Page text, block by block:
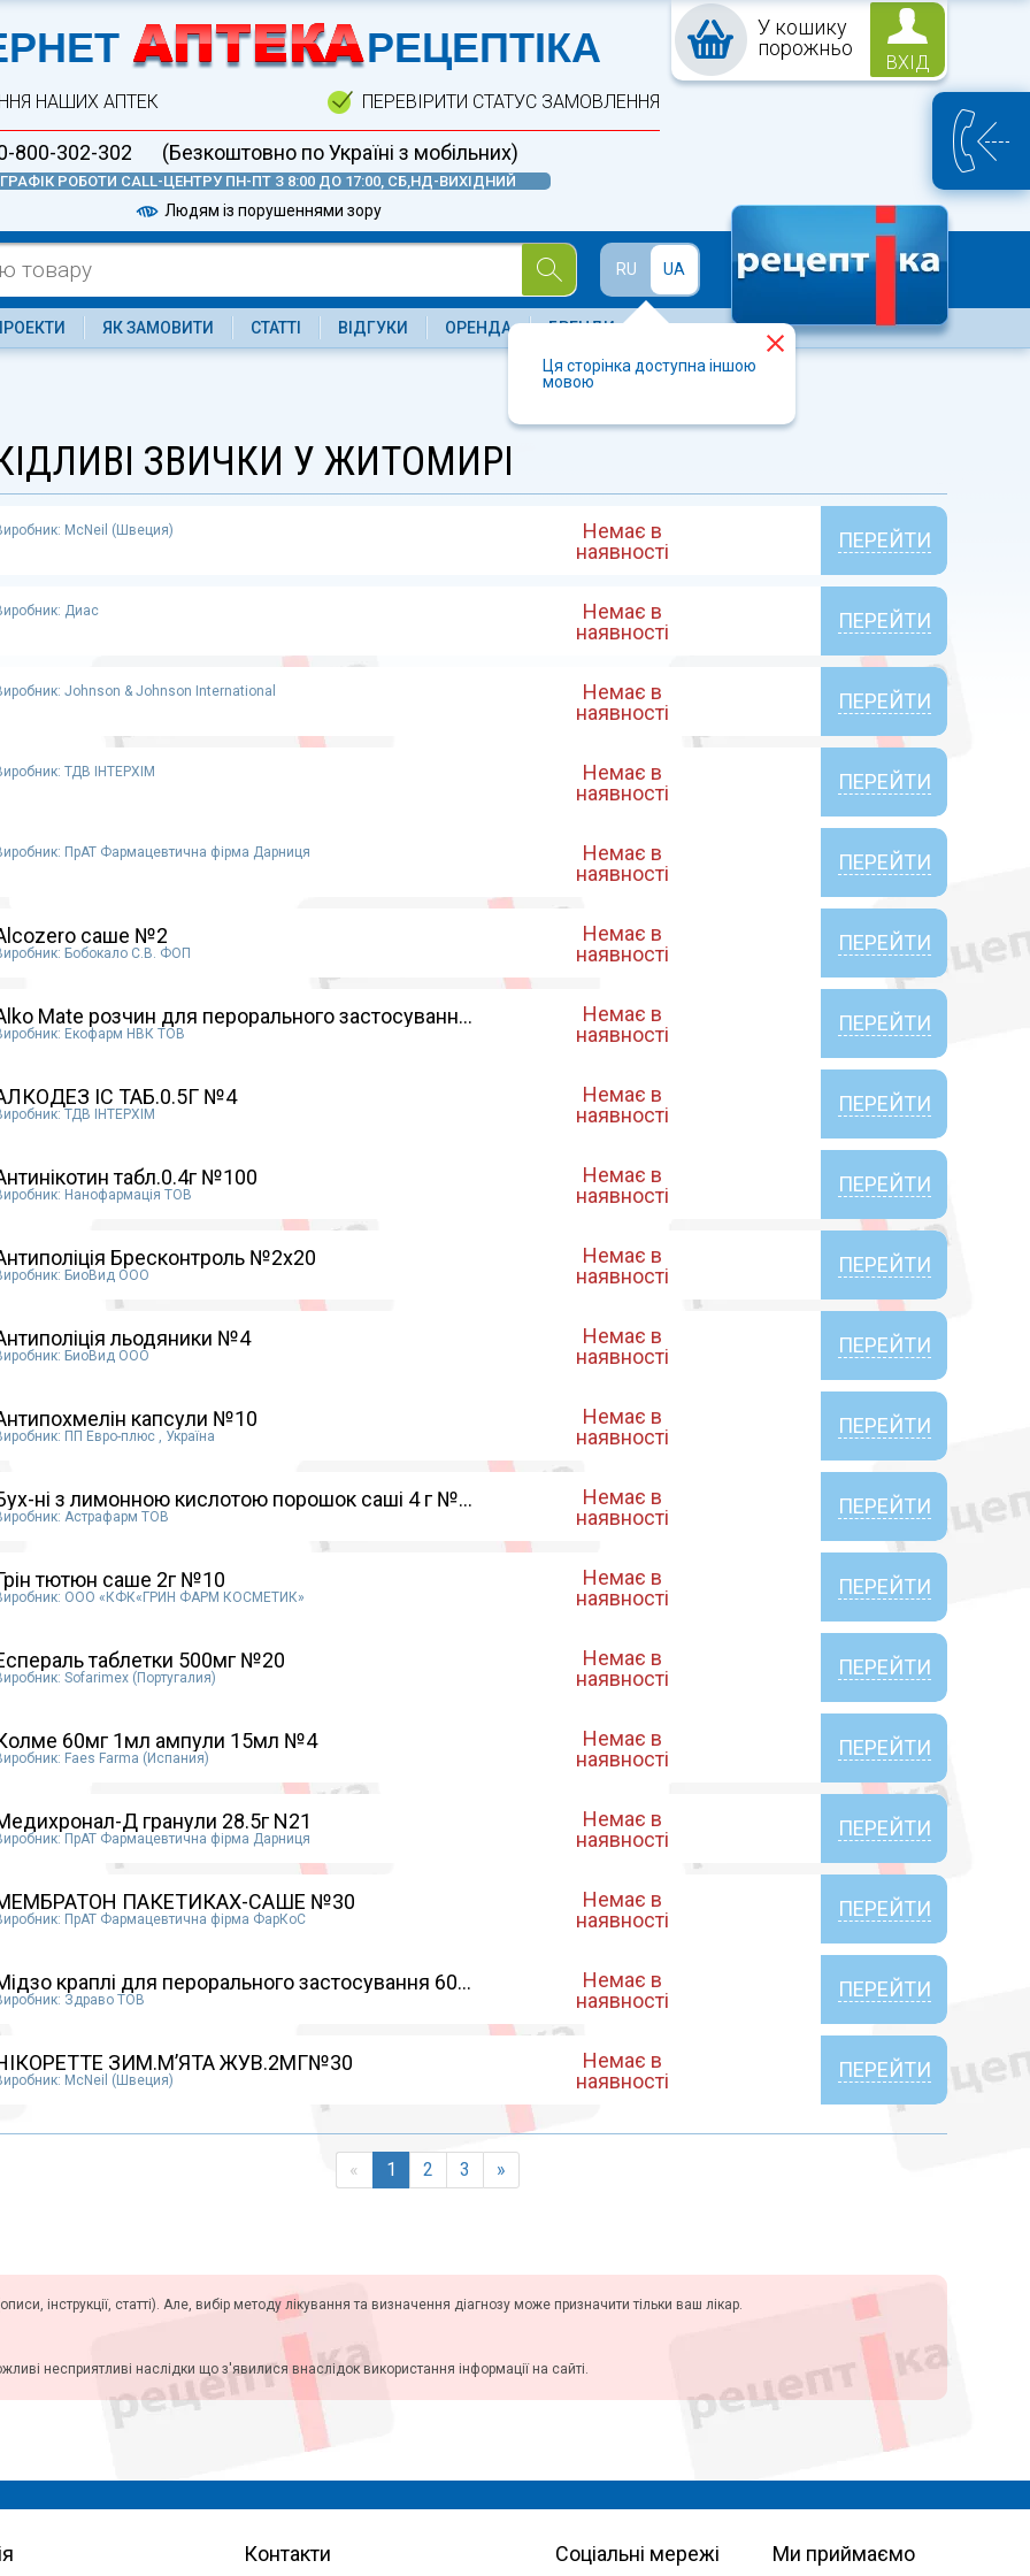
У кошику
порожньо
ВХІД
АПТЕКА
РЕЦЕПТІКА
НАШИХ АПТЕК ПЕРЕВІРИТИ СТАТУС ЗАМОВЛЕННЯ
800-302-302 (Безкоштовно по Україні з мобільних)
ГРАФІК РОБОТИ CALL-ЦЕНТРУ ПН-ПТ З 8:00 ДО 17:00, СБ,НД-ВИХІДНИЙ
Людям із порушеннями зору
RU UA
Ця сторінка доступна іншою
мовою
ЯК ЗАМОВИТИ СТАТТІ ВІДГУКИ ОРЕНДА БРЕНДИ
ЗВИЧКИ У ЖИТОМИРІ
McNeil (Швеция)
Немає в
наявності
ПЕРЕЙТИ
Диас
Немає в
наявності
ПЕРЕЙТИ
Johnson & Johnson International
Немає в
наявності
ПЕРЕЙТИ
ТДВ ІНТЕРХІМ
Немає в
наявності
ПЕРЕЙТИ
ПрАТ Фармацевтична фірма Дарниця
Немає в
наявності
ПЕРЕЙТИ
саше №2
Бобокало С.В. ФОП
Немає в
наявності
ПЕРЕЙТИ
Mate розчин для перорального застосуванн...
Екофарм НВК ТОВ
Немає в
наявності
ПЕРЕЙТИ
IC ТАБ.0.5Г №4
ТДВ ІНТЕРХІМ
Немає в
наявності
ПЕРЕЙТИ
табл.0.4г №100
Нанофармацiя ТОВ
Немає в
наявності
ПЕРЕЙТИ
Бресконтроль №2х20
БиоВид ООО
Немає в
наявності
ПЕРЕЙТИ
льодяники №4
БиоВид ООО
Немає в
наявності
ПЕРЕЙТИ
капсули №10
ПП Евро-плюс , Україна
Немає в
наявності
ПЕРЕЙТИ
ні з лимонною кислотою порошок саші 4 г №...
Астрафарм ТОВ
Немає в
наявності
ПЕРЕЙТИ
тютюн саше 2г №10
ООО «КФК«ГРИН ФАРМ КОСМЕТИК»
Немає в
наявності
ПЕРЕЙТИ
таблетки 500мг №20
Sofarimex (Португалия)
Немає в
наявності
ПЕРЕЙТИ
60мг 1мл ампули 15мл №4
Faes Farma (Испания)
Немає в
наявності
ПЕРЕЙТИ
Д гранули 28.5г N21
ПрАТ Фармацевтична фірма Дарниця
Немає в
наявності
ПЕРЕЙТИ
ПАКЕТИКАХ-САШЕ №30
ПрАТ Фармацевтична фірма ФарКоС
Немає в
наявності
ПЕРЕЙТИ
краплі для перорального застосування 60...
Здраво ТОВ
Немає в
наявності
ПЕРЕЙТИ
ЗИМ.М’ЯТА ЖУВ.2МГ№30
McNeil (Швеция)
Немає в
наявності
ПЕРЕЙТИ
« 1 2 3 »
інструкції, статті). Але, вибір методу лікування та визначення діагнозу може призначити тільки ваш лікар.
несприятливі наслідки що з'явилися внаслідок використання інформації на сайті.
Контакти Соціальні мережі Ми приймаємо